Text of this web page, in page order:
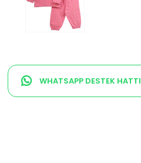
WHATSAPP DESTEK HATTI